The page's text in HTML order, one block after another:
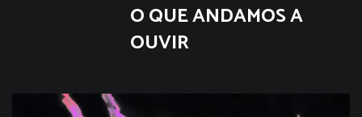
O QUE ANDAMOS A
OUVIR